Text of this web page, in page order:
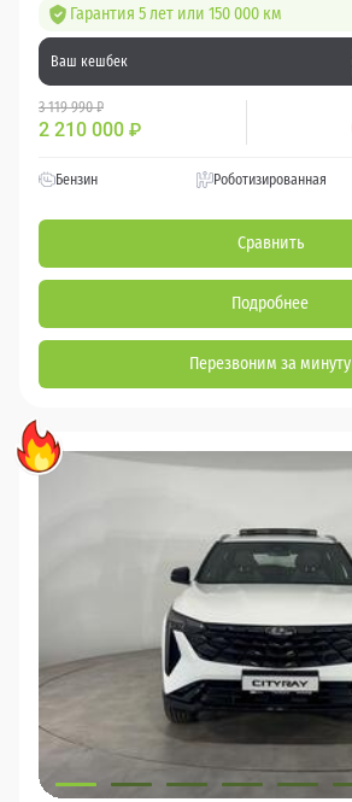
Гарантия 5 лет или 150 000 км
Ваш кешбек
3 119 990 ₽
2 210 000 ₽
Бензин Роботизированная
Сравнить
Подробнее
Перезвоним за минуту